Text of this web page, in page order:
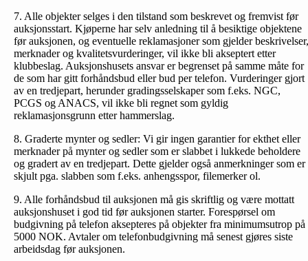
7. Alle objekter selges i den tilstand som beskrevet og fremvist før
auksjonsstart. Kjøperne har selv anledning til å besiktige objektene
før auksjonen, og eventuelle reklamasjoner som gjelder beskrivelser,
merknader og kvalitetsvurderinger, vil ikke bli akseptert etter
klubbeslag. Auksjonshusets ansvar er begrenset på samme måte for
de som har gitt forhåndsbud eller bud per telefon. Vurderinger gjort
av en tredjepart, herunder gradingsselskaper som f.eks. NGC,
PCGS og ANACS, vil ikke bli regnet som gyldig
reklamasjonsgrunn etter hammerslag.
8. Graderte mynter og sedler: Vi gir ingen garantier for ekthet eller
merknader på mynter og sedler som er slabbet i lukkede beholdere
og gradert av en tredjepart. Dette gjelder også anmerkninger som er
skjult pga. slabben som f.eks. anhengsspor, filemerker ol.
9. Alle forhåndsbud til auksjonen må gis skriftlig og være mottatt
auksjonshuset i god tid før auksjonen starter. Forespørsel om
budgivning på telefon aksepteres på objekter fra minimumsutrop på
5000 NOK. Avtaler om telefonbud­givning må senest gjøres siste
arbeidsdag før auksjonen.